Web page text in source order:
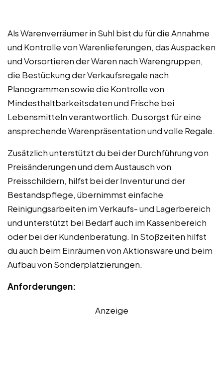
Als Warenverräumer in Suhl bist du für die Annahme
und Kontrolle von Warenlieferungen, das Auspacken
und Vorsortieren der Waren nach Warengruppen,
die Bestückung der Verkaufsregale nach
Planogrammen sowie die Kontrolle von
Mindesthaltbarkeitsdaten und Frische bei
Lebensmitteln verantwortlich. Du sorgst für eine
ansprechende Warenpräsentation und volle Regale.
Zusätzlich unterstützt du bei der Durchführung von
Preisänderungen und dem Austausch von
Preisschildern, hilfst bei der Inventur und der
Bestandspflege, übernimmst einfache
Reinigungsarbeiten im Verkaufs- und Lagerbereich
und unterstützt bei Bedarf auch im Kassenbereich
oder bei der Kundenberatung. In Stoßzeiten hilfst
du auch beim Einräumen von Aktionsware und beim
Aufbau von Sonderplatzierungen.
Anforderungen:
Anzeige